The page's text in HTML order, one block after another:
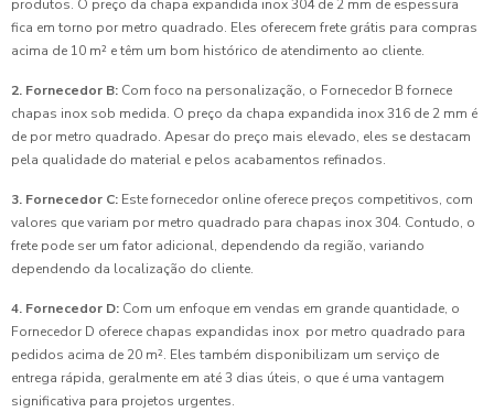
produtos. O preço da chapa expandida inox 304 de 2 mm de espessura
fica em torno por metro quadrado. Eles oferecem frete grátis para compras
acima de 10 m² e têm um bom histórico de atendimento ao cliente.
2. Fornecedor B: Com foco na personalização, o Fornecedor B fornece
chapas inox sob medida. O preço da chapa expandida inox 316 de 2 mm é
de por metro quadrado. Apesar do preço mais elevado, eles se destacam
pela qualidade do material e pelos acabamentos refinados.
3. Fornecedor C: Este fornecedor online oferece preços competitivos, com
valores que variam por metro quadrado para chapas inox 304. Contudo, o
frete pode ser um fator adicional, dependendo da região, variando
dependendo da localização do cliente.
4. Fornecedor D: Com um enfoque em vendas em grande quantidade, o
Fornecedor D oferece chapas expandidas inox por metro quadrado para
pedidos acima de 20 m². Eles também disponibilizam um serviço de
entrega rápida, geralmente em até 3 dias úteis, o que é uma vantagem
significativa para projetos urgentes.